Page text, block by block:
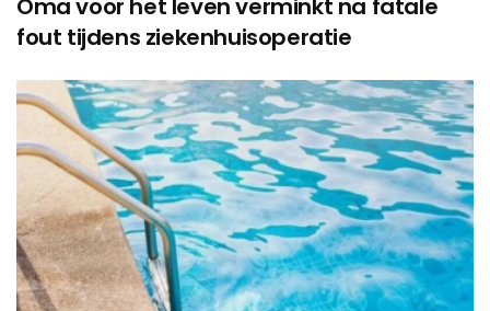
Oma voor het leven verminkt na fatale
fout tijdens ziekenhuisoperatie